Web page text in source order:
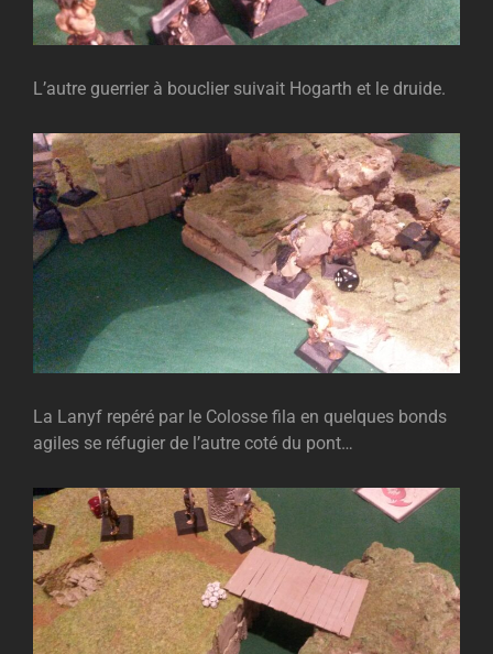
L’autre guerrier à bouclier suivait Hogarth et le druide.
La Lanyf repéré par le Colosse fila en quelques bonds
agiles se réfugier de l’autre coté du pont…